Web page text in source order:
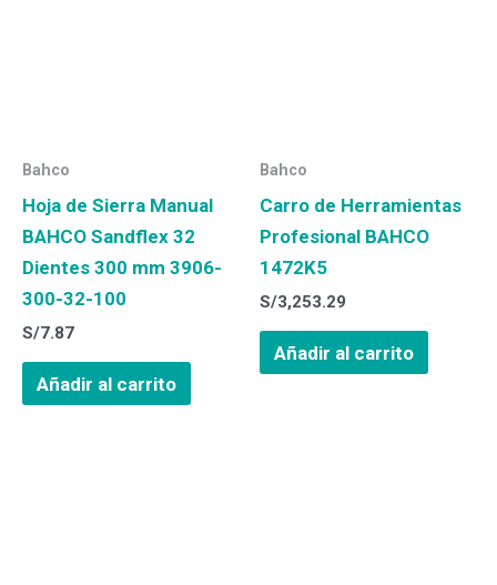
Bahco
Hoja de Sierra Manual
BAHCO Sandflex 32
Dientes 300 mm 3906-
300-32-100
S/7.87
Añadir al carrito
Bahco
Carro de Herramientas
Profesional BAHCO
1472K5
S/3,253.29
Añadir al carrito